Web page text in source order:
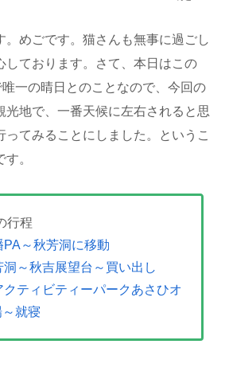
。めごです。猫さんも無事に過ごし
しております。さて、本日はこの
一の晴日とのことなので、今回の
光地で、一番天候に左右されると思
ってみることにしました。というこ
。
行程
～秋芳洞に移動
～秋吉展望台～買い出し
ティビティーパークあさひオ
就寝